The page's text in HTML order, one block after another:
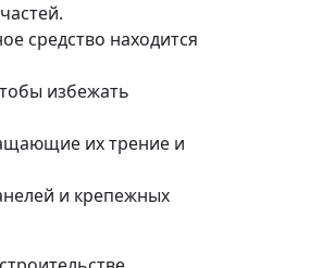
средство находится
избежать
их трение и
и крепежных